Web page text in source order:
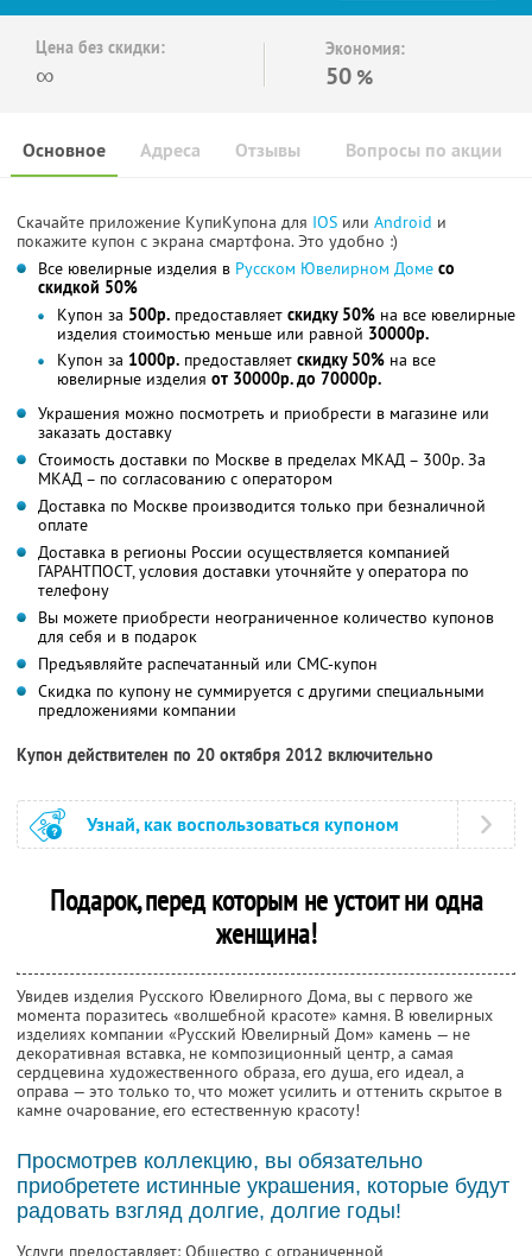
Цена без скидки:
∞
Экономия:
50 %
Основное Отзывы Вопросы по акции
Адреса
Скачайте приложение КупиКупона для IOS или Android и
покажите купон с экрана смартфона. Это удобно :)
Все ювелирные изделия в Русском Ювелирном Доме со
скидкой 50%
Купон за 500р. предоставляет скидку 50% на все ювелирные
изделия стоимостью меньше или равной 30000р.
Купон за 1000р. предоставляет скидку 50% на все
ювелирные изделия от 30000р. до 70000р.
Украшения можно посмотреть и приобрести в магазине или
заказать доставку
Стоимость доставки по Москве в пределах МКАД – 300р. За
МКАД – по согласованию с оператором
Доставка по Москве производится только при безналичной
оплате
Доставка в регионы России осуществляется компанией
ГАРАНТПОСТ, условия доставки уточняйте у оператора по
телефону
Вы можете приобрести неограниченное количество купонов
для себя и в подарок
Предъявляйте распечатанный или СМС-купон
Скидка по купону не суммируется с другими специальными
предложениями компании
Купон действителен по 20 октября 2012 включительно
Узнай, как воспользоваться купоном
Подарок, перед которым не устоит ни одна
женщина!
Увидев изделия Русского Ювелирного Дома, вы с первого же
момента поразитесь «волшебной красоте» камня. В ювелирных
изделиях компании «Русский Ювелирный Дом» камень — не
декоративная вставка, не композиционный центр, а самая
сердцевина художественного образа, его душа, его идеал, а
оправа — это только то, что может усилить и оттенить скрытое в
камне очарование, его естественную красоту!
Просмотрев коллекцию, вы обязательно
приобретете истинные украшения, которые будут
радовать взгляд долгие, долгие годы!
Услуги предоставляет: Общество с ограниченной